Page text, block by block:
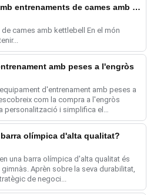
Augmenta la retenció amb entrenaments de cames amb kettlebell
cames amb kettlebell En el món
amb peses a l'engròs
d'entrenament amb peses a
com la compra a l'engròs
personalització i simplifica el
olímpica d'alta qualitat?
una barra olímpica d'alta qualitat és
Aprèn sobre la seva durabilitat,
de negoci...